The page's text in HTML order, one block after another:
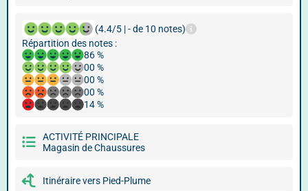
(4.4/5 | - de 10 notes)
Répartition des notes :
86 %
00 %
00 %
00 %
14 %
ACTIVITÉ PRINCIPALE
Magasin de Chaussures
Itinéraire vers Pied-Plume